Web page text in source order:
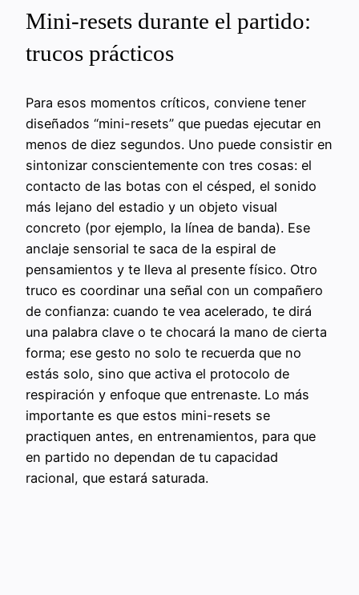
Mini-resets durante el partido:
trucos prácticos
Para esos momentos críticos, conviene tener
diseñados “mini-resets” que puedas ejecutar en
menos de diez segundos. Uno puede consistir en
sintonizar conscientemente con tres cosas: el
contacto de las botas con el césped, el sonido
más lejano del estadio y un objeto visual
concreto (por ejemplo, la línea de banda). Ese
anclaje sensorial te saca de la espiral de
pensamientos y te lleva al presente físico. Otro
truco es coordinar una señal con un compañero
de confianza: cuando te vea acelerado, te dirá
una palabra clave o te chocará la mano de cierta
forma; ese gesto no solo te recuerda que no
estás solo, sino que activa el protocolo de
respiración y enfoque que entrenaste. Lo más
importante es que estos mini-resets se
practiquen antes, en entrenamientos, para que
en partido no dependan de tu capacidad
racional, que estará saturada.